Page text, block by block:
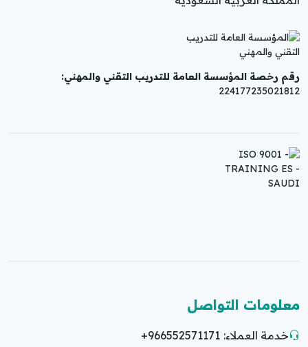
رقم رخصة المؤسسة العامة للتدريب التقني والمهني:
224177235021812
معلومات التواصل
خدمة العملاء: +966552571171